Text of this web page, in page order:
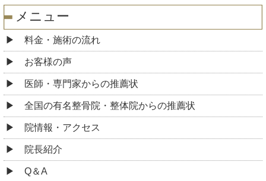
メニュー
料金・施術の流れ
お客様の声
医師・専門家からの推薦状
全国の有名整骨院・整体院からの推薦状
院情報・アクセス
院長紹介
Q＆A